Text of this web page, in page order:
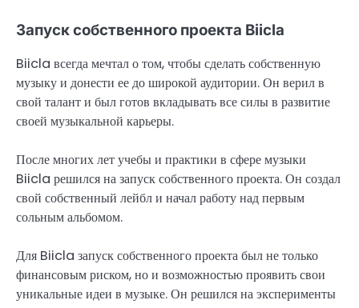
Запуск собственного проекта Biicla
Biicla всегда мечтал о том, чтобы сделать собственную
музыку и донести ее до широкой аудитории. Он верил в
свой талант и был готов вкладывать все силы в развитие
своей музыкальной карьеры.
После многих лет учебы и практики в сфере музыки
Biicla решился на запуск собственного проекта. Он создал
свой собственный лейбл и начал работу над первым
сольным альбомом.
Для Biicla запуск собственного проекта был не только
финансовым риском, но и возможностью проявить свои
уникальные идеи в музыке. Он решился на эксперименты